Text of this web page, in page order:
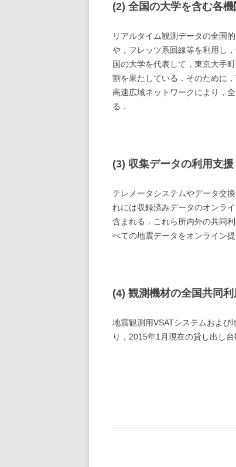
(2) 全国の大学を含む各
リアルタイム観測データの全国
や，フレッツ系回線等を利用し
国の大学を代表して，東京大手
割を果たしている．そのために
高速広域ネットワークにより，
る．
(3) 収集データの利用支援
テレメータシステムやデータ交
れには収録済みデータのオンラ
含まれる．これら所内外の共同
べての地震データをオンライン
(4) 観測機材の全国共同
地震観測用VSATシステムおよ
り，2015年1月現在の貸し出し